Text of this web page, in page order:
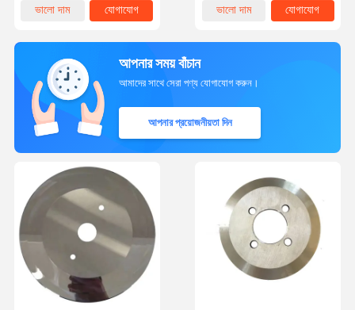
ভালো দাম
যোগাযোগ
ভালো দাম
যোগাযোগ
আপনার সময় বাঁচান
আমাদের সাথে সেরা পণ্য যোগাযোগ করুন।
আপনার প্রয়োজনীয়তা দিন